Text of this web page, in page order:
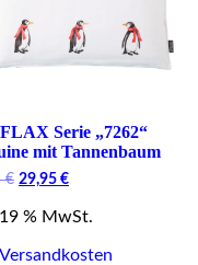
Serie „7262“
mit Tannenbaum
€ Original
was:
29,95 €Current
is:
% MwSt.
Versandkosten